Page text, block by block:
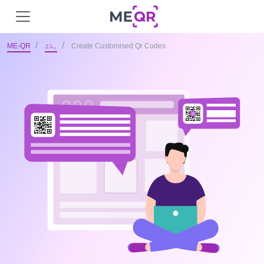
ME-QR بلاگ Create Customised Qr Codes